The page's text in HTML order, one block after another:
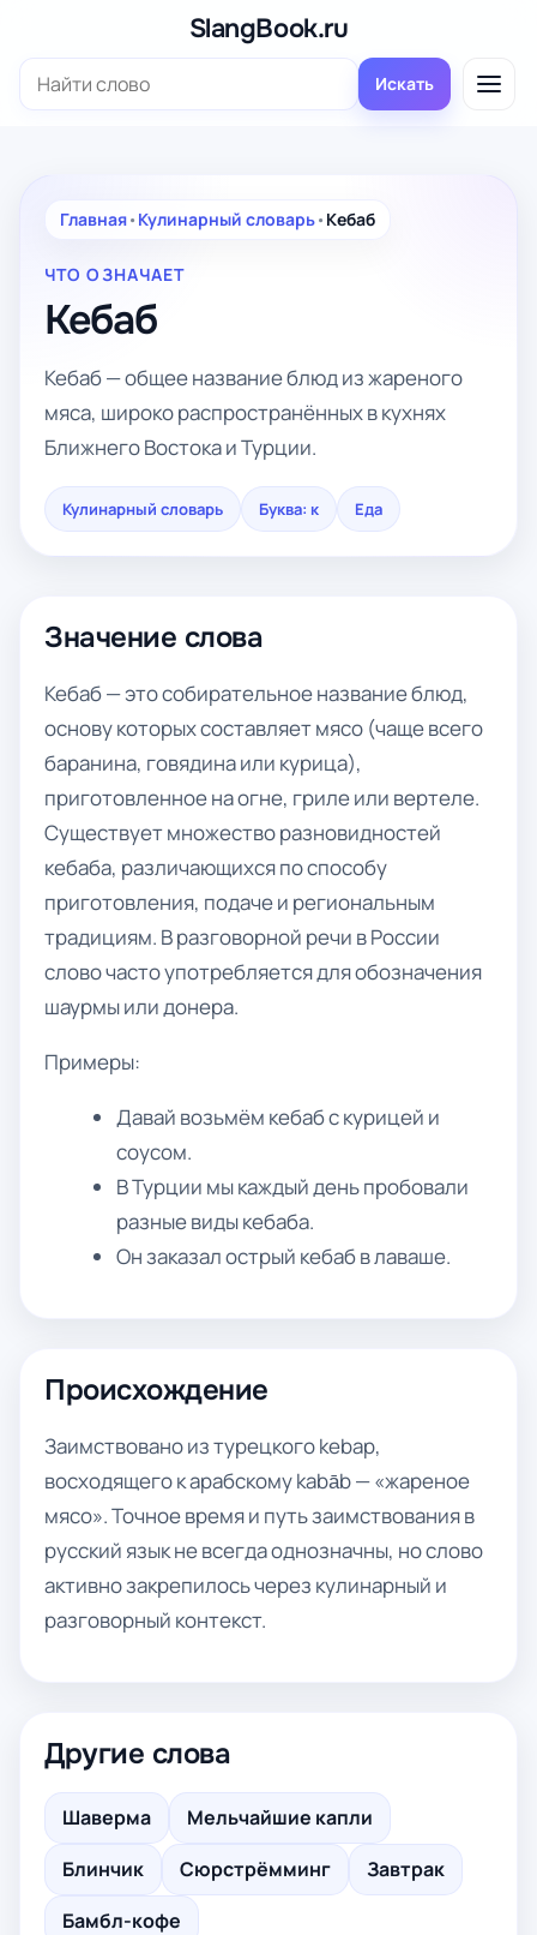
содержимому
SlangBook.ru
Поиск: Искать
Главная• Кулинарный словарь• Кебаб
ЧТО ОЗНАЧАЕТ
Кебаб
Кебаб — общее название блюд из жареного
мяса, широко распространённых в кухнях
Ближнего Востока и Турции.
Кулинарный словарь Буква: к Еда
Значение слова
Кебаб — это собирательное название блюд,
основу которых составляет мясо (чаще всего
баранина, говядина или курица),
приготовленное на огне, гриле или вертеле.
Существует множество разновидностей
кебаба, различающихся по способу
приготовления, подаче и региональным
традициям. В разговорной речи в России
слово часто употребляется для обозначения
шаурмы или донера.
Примеры:
Давай возьмём кебаб с курицей и
соусом.
В Турции мы каждый день пробовали
разные виды кебаба.
Он заказал острый кебаб в лаваше.
Происхождение
Заимствовано из турецкого kebap,
восходящего к арабскому kabāb — «жареное
мясо». Точное время и путь заимствования в
русский язык не всегда однозначны, но слово
активно закрепилось через кулинарный и
разговорный контекст.
Другие слова
Шаверма
Мельчайшие капли
Блинчик
Сюрстрёмминг
Завтрак
Бамбл-кофе